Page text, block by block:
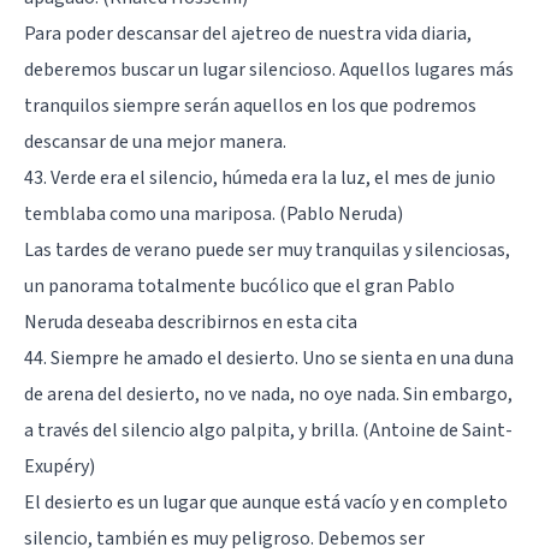
Para poder descansar del ajetreo de nuestra vida diaria,
deberemos buscar un lugar silencioso. Aquellos lugares más
tranquilos siempre serán aquellos en los que podremos
descansar de una mejor manera.
43. Verde era el silencio, húmeda era la luz, el mes de junio
temblaba como una mariposa. (Pablo Neruda)
Las tardes de verano puede ser muy tranquilas y silenciosas,
un panorama totalmente bucólico que el gran Pablo
Neruda deseaba describirnos en esta cita
44. Siempre he amado el desierto. Uno se sienta en una duna
de arena del desierto, no ve nada, no oye nada. Sin embargo,
a través del silencio algo palpita, y brilla. (Antoine de Saint-
Exupéry)
El desierto es un lugar que aunque está vacío y en completo
silencio, también es muy peligroso. Debemos ser